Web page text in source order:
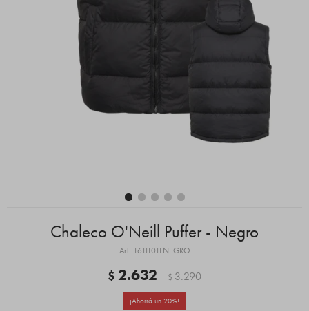
Chaleco O'Neill Puffer - Negro
16111011NEGRO
$ 2.632 $3.290
20